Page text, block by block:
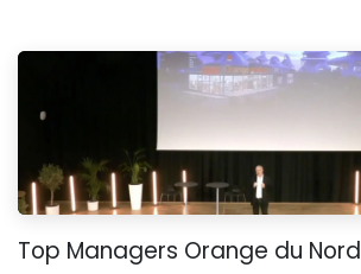
Top Managers Orange du Nord